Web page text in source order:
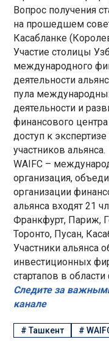
Вопрос получения
на прошедшем
Касабланке
Участие столицы
международного
деятельности
пула
деятельности и
финансового
доступ к
участников альянса.
WAIFC –
организация,
организации
альянса входят 21
Франкфурт, Париж,
Торонто, Пусан,
Участники альянса
инвестиционных
стартапов в
Следите за
канале
#Ташкент #